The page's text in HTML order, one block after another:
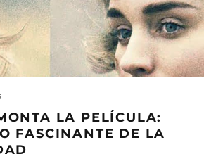
LA PELÍCULA:
FASCINANTE DE LA